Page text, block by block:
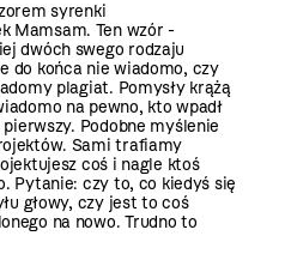
syrenki
Mamsam. Ten wzór
dwóch swego rodzaju
do końca nie wiadomo, czy
plagiat. Pomysły krążą
na pewno, kto wpadł
Podobne myślenie
Sami trafiamy
coś i nagle ktoś
Pytanie: czy to, co kiedyś się
głowy, czy jest to coś
na nowo. Trudno to